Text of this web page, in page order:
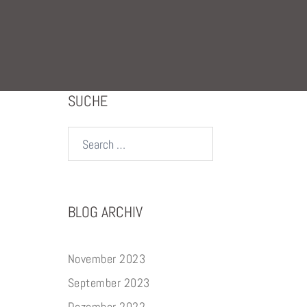
SUCHE
BLOG ARCHIV
November 2023
September 2023